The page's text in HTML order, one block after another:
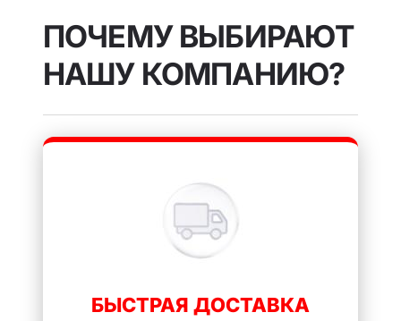
ПОЧЕМУ ВЫБИРАЮТ
НАШУ КОМПАНИЮ?
БЫСТРАЯ ДОСТАВКА